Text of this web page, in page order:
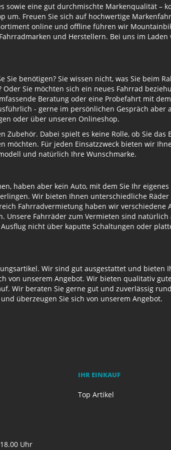
sowie eine gut durchmischte Markenqualität –
um. Freuen Sie sich auf hochwertige
online und offline führen wir
und Herstellern. Bei uns im Laden
benötigen? Sie wissen nicht, was Sie beim
Sie möchten sich ein neues Fahrrad
Beratung oder eine Probefahrt mit
- gerne im persönlichen Gespräch aber
oder über unseren Onlineshop.
Dabei spielt es keine Rolle, ob Sie das
Für jeden Einsatzzweck bieten wir
und natürlich Ihre Wunschmarke.
haben aber kein Auto, mit dem Sie Ihr eigenes
Wir bieten Ihnen unterschiedliche
Fahrradvermietung haben wir verschiedene
Unsere Fahrräder zum Vermieten sind
nicht über kaputte Schaltungen oder
Wir sind gut ausgestattet und bieten
von unserem Angebot. Wir bieten qualitativ
Wir beraten Sie gerne gut und zuverlässig
überzeugen Sie sich von unserem Angebot.
Uhr
IHR EINKAUF
Top Artikel